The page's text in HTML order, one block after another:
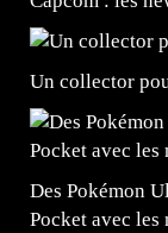
Un collector
Des Pokémon
Pocket avec